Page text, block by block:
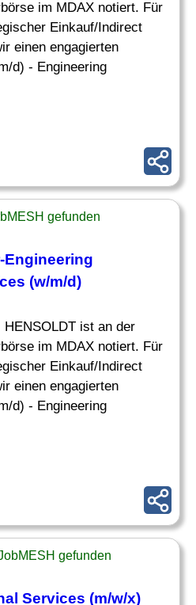
im MDAX notiert. Für
Einkauf/Indirect
einen engagierten
d) - Engineering
gefunden
Engineering
(w/m/d)
ist an der
im MDAX notiert. Für
Einkauf/Indirect
einen engagierten
d) - Engineering
gefunden
Services (m/w/x)